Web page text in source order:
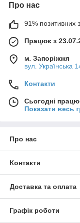
Про нас
91% позитивних з
Працює з
м. Запоріжжя
вул. Українська
Контакти
Сьогодні
Показати весь
Про нас
Контакти
Доставка та оплата
Графік роботи